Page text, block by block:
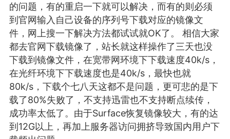
手机 系统 网站
游戏 兴趣 美图
的问题，有的重启一下就可以解决，而有的则必须
到官网输入自己设备的序列号下载对应的镜像文
件，网上搜一下解决方法都试试就OK了。 相信大家
都去官网下载镜像了，站长就这样操作了三天也没
下载到镜像文件，在宽带网环境下下载速度40k/s，
在光纤环境下下载速度也是40k/s，最快也就
80k/s，下载个七八天这都不是问题，更可悲的是下
载了80%失败了，不支持迅雷也不支持断点续传，
成功率太低了。由于Surface恢复镜像较大，有的达
到12G以上，再加上服务器访问拥挤导致国内用户下